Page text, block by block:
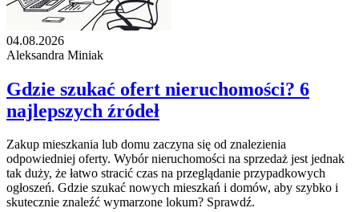
04.08.2026
Aleksandra Miniak
Gdzie szukać ofert nieruchomości? 6
najlepszych źródeł
Zakup mieszkania lub domu zaczyna się od znalezienia
odpowiedniej oferty. Wybór nieruchomości na sprzedaż jest jednak
tak duży, że łatwo stracić czas na przeglądanie przypadkowych
ogłoszeń. Gdzie szukać nowych mieszkań i domów, aby szybko i
skutecznie znaleźć wymarzone lokum? Sprawdź.